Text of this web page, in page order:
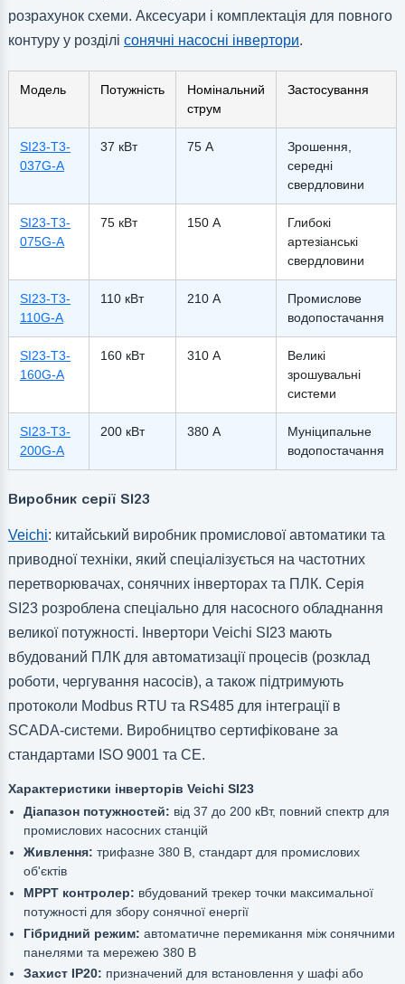
розрахунок схеми. Аксесуари і комплектація для повного
контуру у розділі сонячні насосні інвертори.
Модель Потужність
Номінальний
струм
Застосування
SI23-T3-
037G-A
37 кВт 75 А
Зрошення,
середні
свердловини
SI23-T3-
075G-A
75 кВт 150 А
Глибокі
артезіанські
свердловини
SI23-T3-
110G-A
110 кВт 210 А
Промислове
водопостачання
SI23-T3-
160G-A
160 кВт 310 А
Великі
зрошувальні
системи
SI23-T3-
200G-A
200 кВт 380 А
Муніципальне
водопостачання
Виробник серії SI23
Veichi: китайський виробник промислової автоматики та
приводної техніки, який спеціалізується на частотних
перетворювачах, сонячних інверторах та ПЛК. Серія
SI23 розроблена спеціально для насосного обладнання
великої потужності. Інвертори Veichi SI23 мають
вбудований ПЛК для автоматизації процесів (розклад
роботи, чергування насосів), а також підтримують
протоколи Modbus RTU та RS485 для інтеграції в
SCADA-системи. Виробництво сертифіковане за
стандартами ISO 9001 та CE.
Характеристики інверторів Veichi SI23
Діапазон потужностей: від 37 до 200 кВт, повний спектр для
промислових насосних станцій
Живлення: трифазне 380 В, стандарт для промислових
об'єктів
MPPT контролер: вбудований трекер точки максимальної
потужності для збору сонячної енергії
Гібридний режим: автоматичне перемикання між сонячними
панелями та мережею 380 В
Захист IP20: призначений для встановлення у шафі або